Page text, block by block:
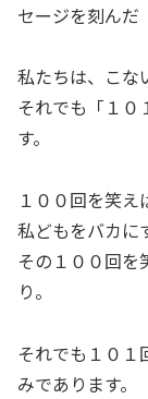
セージを刻んだ
私たちは、こな
それでも「１０
す。
１００回を笑え
私どもをバカに
その１００回を
り。
それでも１０
みであります。